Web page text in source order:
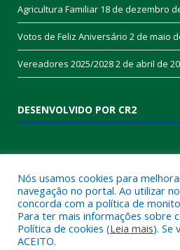
Agricultura Familiar 18 de dezembro
Votos de Feliz Aniversário 2 de maio
Vereadores 2025/20282 de abril de
DESENVOLVIDO POR CR2
Muito mais que
Nós usamos cookies para
navegação no portal. Ao utilizar
concorda com a política de
Para ter mais informações sobre
Política de cookies (Leia mais). Se
ACEITO.